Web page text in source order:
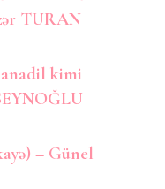
TURAN
kimi
– Günel